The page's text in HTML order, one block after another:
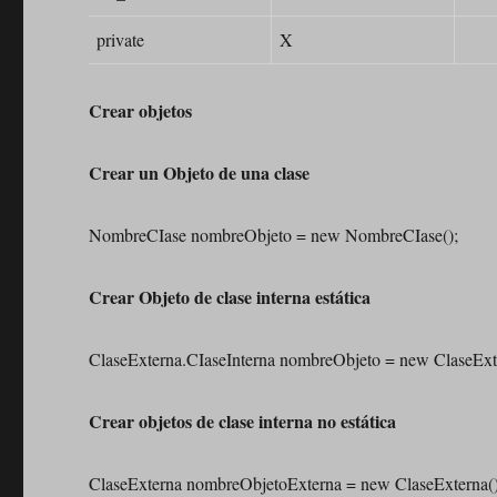
private X
Crear objetos
Crear un Objeto de una clase
NombreCIase nombreObjeto = new NombreCIase();
Crear Objeto de clase interna estática
ClaseExterna.CIaseInterna nombreObjeto = new
Crear objetos de clase interna no estática
ClaseExterna nombreObjetoExterna = new